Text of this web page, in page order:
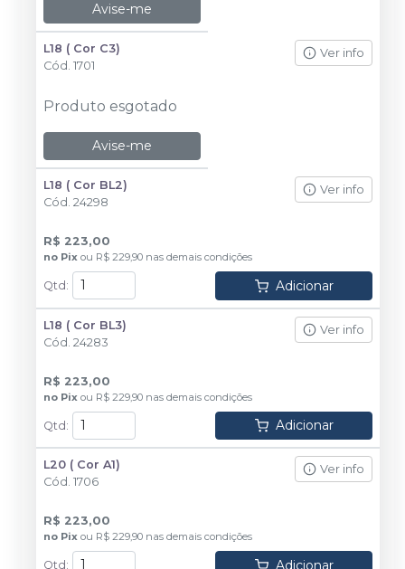
Avise-me
L18 ( Cor C3)
Cód. 1701
Ver info
Produto esgotado
Avise-me
L18 ( Cor BL2)
Cód. 24298
Ver info
R$ 223,00
no Pix ou R$ 229,90 nas demais condições
Qtd : Adicionar
L18 ( Cor BL3)
Cód. 24283
Ver info
R$ 223,00
no Pix ou R$ 229,90 nas demais condições
Qtd: Adicionar
L20 ( Cor A1)
Cód. 1706
Ver info
R$ 223,00
no Pix ou R$ 229,90 nas demais condições
Qtd : Adicionar